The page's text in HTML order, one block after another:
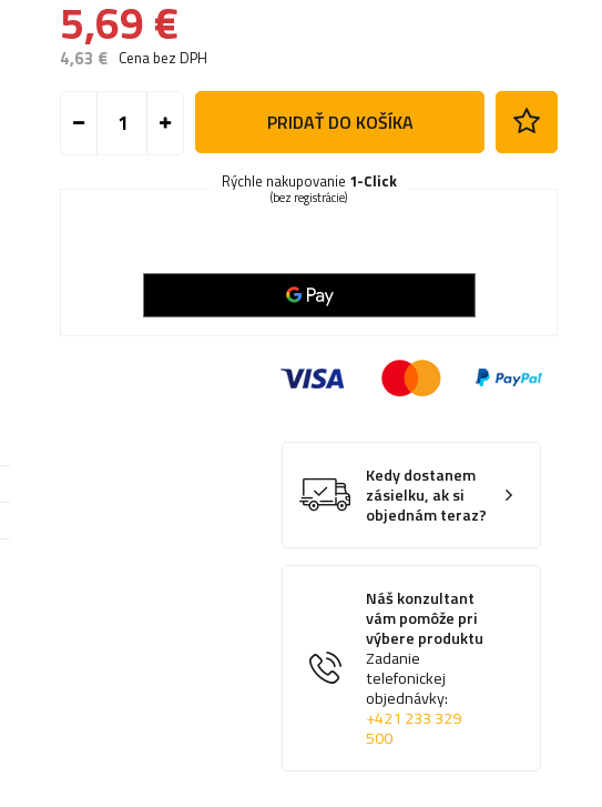
5,69 €
4,63 € Cena bez DPH
PRIDAŤ DO KOŠÍKA
Rýchle nakupovanie 1-Click
(bez registrácie)
Kedy dostanem
zásielku, ak si
objednám teraz?
Náš konzultant
vám pomôže pri
výbere produktu
Zadanie
telefonickej
objednávky:
+421 233 329
500